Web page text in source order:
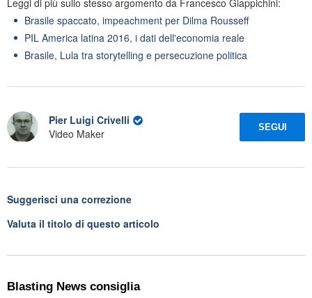
Brasile spaccato, impeachment per Dilma Rousseff
PIL America latina 2016, i dati dell'economia reale
Brasile, Lula tra storytelling e persecuzione politica
Pier Luigi Crivelli
Video Maker
SEGUI
Suggerisci una correzione
Valuta il titolo di questo articolo
Blasting News consiglia